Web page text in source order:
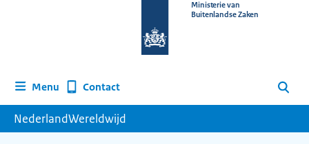
homepage
Ministerie van
Buitenlandse Zaken
Menu Contact Zoeken
NederlandWereldwijd